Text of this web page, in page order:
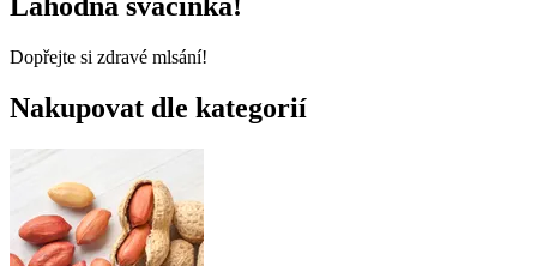
Dopřejte si zdravé mlsání!
Nakupovat dle kategorií